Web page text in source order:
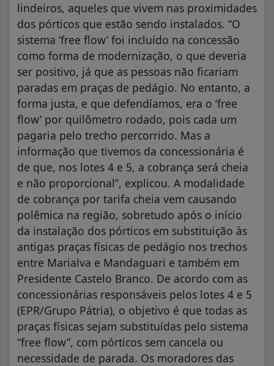
lindeiros, aqueles que vivem nas proximidades
dos pórticos que estão sendo instalados. “O
sistema ‘free flow’ foi incluído na concessão
como forma de modernização, o que deveria
ser positivo, já que as pessoas não ficariam
paradas em praças de pedágio. No entanto, a
forma justa, e que defendíamos, era o ‘free
flow’ por quilômetro rodado, pois cada um
pagaria pelo trecho percorrido. Mas a
informação que tivemos da concessionária é
de que, nos lotes 4 e 5, a cobrança será cheia
e não proporcional”, explicou. A modalidade
de cobrança por tarifa cheia vem causando
polêmica na região, sobretudo após o início
da instalação dos pórticos em substituição às
antigas praças físicas de pedágio nos trechos
entre Marialva e Mandaguari e também em
Presidente Castelo Branco. De acordo com as
concessionárias responsáveis pelos lotes 4 e 5
(EPR/Grupo Pátria), o objetivo é que todas as
praças físicas sejam substituídas pelo sistema
“free flow”, com pórticos sem cancela ou
necessidade de parada. Os moradores das